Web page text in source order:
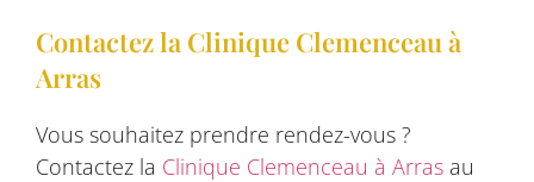
Contactez la Clinique Clemenceau à
Arras
Vous souhaitez prendre rendez-vous ?
Contactez la Clinique Clemenceau à Arras au